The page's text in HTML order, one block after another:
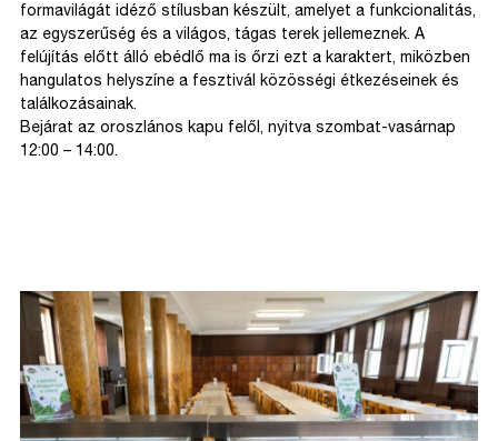
formavilágát idéző stílusban készült, amelyet a funkcionalitás,
az egyszerűség és a világos, tágas terek jellemeznek. A
felújítás előtt álló ebédlő ma is őrzi ezt a karaktert, miközben
hangulatos helyszíne a fesztivál közösségi étkezéseinek és
találkozásainak.
Bejárat az oroszlános kapu felől, nyitva szombat-vasárnap
12:00 – 14:00.